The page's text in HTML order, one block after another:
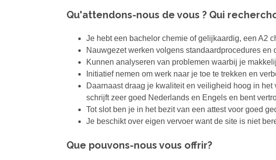
Qu'attendons-nous de vous ? Qui
Je hebt een bachelor chemie of gelijkaardig, een A2
Nauwgezet werken volgens standaardprocedures en
Kunnen analyseren van problemen waarbij je
Initiatief nemen om werk naar je toe te trekken en
Daarnaast draag je kwaliteit en veiligheid hoog in
schrijft zeer goed Nederlands en Engels en bent
Tot slot ben je in het bezit van een attest voor goed
Je beschikt over eigen vervoer want de site is niet
Que pouvons-nous vous offrir?